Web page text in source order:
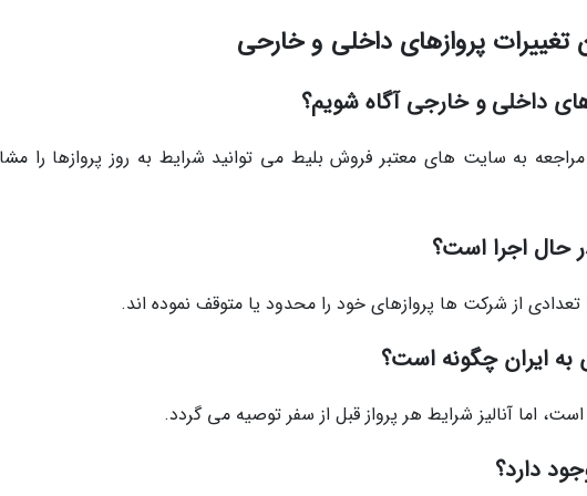
تغییرات پروازهای داخلی و خارحی
داخلی و خارجی آگاه شویم؟
مراجعه به سایت های معتبر فروش بلیط می توانید شرایط به روز پروازها را
حال اجرا است؟
تعدادی از شرکت ها پروازهای خود را محدود یا متوقف نموده اند.
به ایران چگونه است؟
اما آنالیز شرایط هر پرواز قبل از سفر توصیه می گردد.
دارد؟